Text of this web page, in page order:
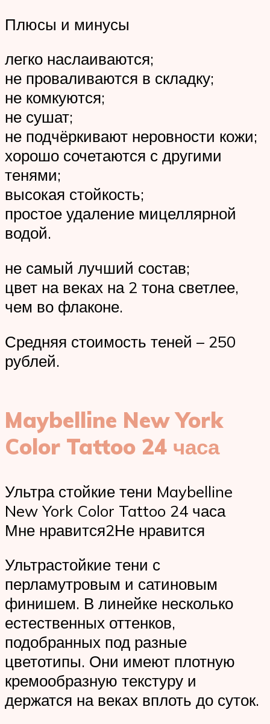
Плюсы и минусы
легко наслаиваются;
не проваливаются в складку;
не комкуются;
не сушат;
не подчёркивают неровности кожи;
хорошо сочетаются с другими
тенями;
высокая стойкость;
простое удаление мицеллярной
водой.
не самый лучший состав;
цвет на веках на 2 тона светлее,
чем во флаконе.
Средняя стоимость теней – 250
рублей.
Maybelline New York
Color Tattoo 24 часа
Ультра стойкие тени Maybelline
New York Color Tattoo 24 часа
Мне нравится2Не нравится
Ультрастойкие тени с
перламутровым и сатиновым
финишем. В линейке несколько
естественных оттенков,
подобранных под разные
цветотипы. Они имеют плотную
кремообразную текстуру и
держатся на веках вплоть до суток.